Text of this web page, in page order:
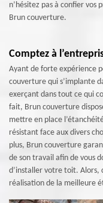
n’hésitez pas à confier
Brun couverture.
Comptez à
Ayant de forte expérience
couverture qui s’implante
exerçant dans tout ce qui
fait, Brun couverture
mettre en place
résistant face aux divers
plus, Brun couverture
de son travail afin de vous
d’installer votre toit. Alors,
réalisation de la meilleure